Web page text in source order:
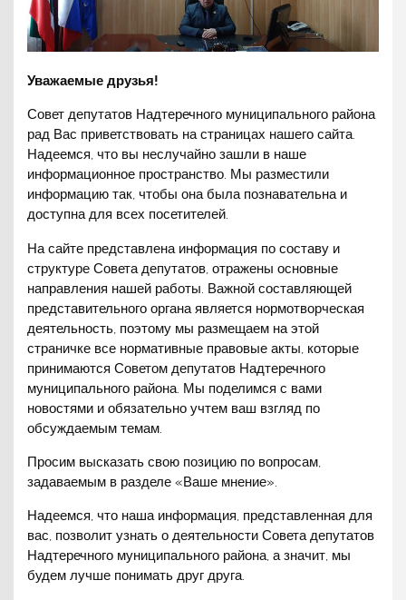
Уважаемые друзья!
Совет депутатов Надтеречного муниципального района
рад Вас приветствовать на страницах нашего сайта.
Надеемся, что вы неслучайно зашли в наше
информационное пространство. Мы разместили
информацию так, чтобы она была познавательна и
доступна для всех посетителей.
На сайте представлена информация по составу и
структуре Совета депутатов, отражены основные
направления нашей работы. Важной составляющей
представительного органа является нормотворческая
деятельность, поэтому мы размещаем на этой
страничке все нормативные правовые акты, которые
принимаются Советом депутатов Надтеречного
муниципального района. Мы поделимся с вами
новостями и обязательно учтем ваш взгляд по
обсуждаемым темам.
Просим высказать свою позицию по вопросам,
задаваемым в разделе «Ваше мнение».
Надеемся, что наша информация, представленная для
вас, позволит узнать о деятельности Совета депутатов
Надтеречного муниципального района, а значит, мы
будем лучше понимать друг друга.